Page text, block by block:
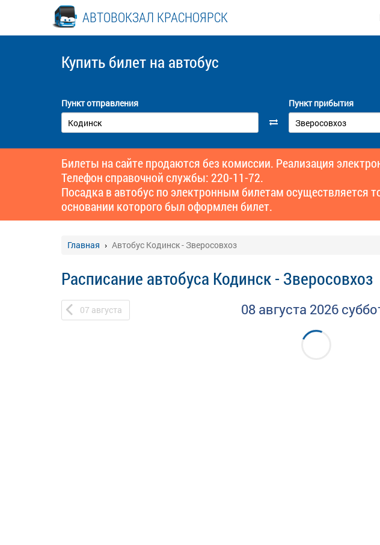
АВТОВОКЗАЛ КРАСНОЯРСК
Купить билет на автобус
Пункт отправления Пункт прибытия
Билеты на сайте продаются без комиссии. Реализация
Телефон справочной службы: 220-11-72.
Посадка в автобус по электронным билетам осуществляется
основании которого был оформлен билет.
Главная Автобус Кодинск - Зверосовхоз
Расписание автобуса Кодинск - Зверосовхоз
07 августа 08 августа 2026